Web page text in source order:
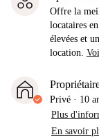
Offre la
locataires
élevées et
location.
Privé · 10
Plus
En savoir